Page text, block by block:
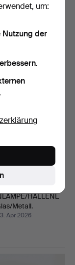
Glas,
1920er Jahr…
HALLENL
Metall.
Apr 2026
um:
Nutzung der